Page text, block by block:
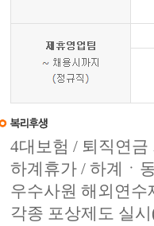
4대보험 / 퇴직연금
하계휴가 / 하계ㆍ
우수사원 해외연수
각종 포상제도 실시